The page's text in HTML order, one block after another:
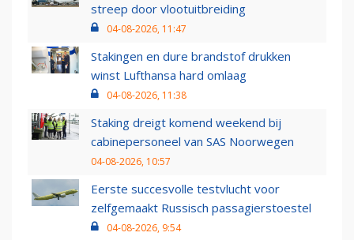
streep door vlootuitbreiding
04-08-2026, 11:47
Stakingen en dure brandstof drukken
winst Lufthansa hard omlaag
04-08-2026, 11:38
Staking dreigt komend weekend bij
cabinepersoneel van SAS Noorwegen
04-08-2026, 10:57
Eerste succesvolle testvlucht voor
zelfgemaakt Russisch passagierstoestel
04-08-2026, 9:54